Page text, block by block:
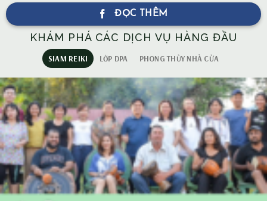
ĐỌC THÊM
KHÁM PHÁ CÁC DỊCH VỤ HÀNG ĐẦU
SIAM REIKI LỚP DPA PHONG THỦY NHÀ CỬA